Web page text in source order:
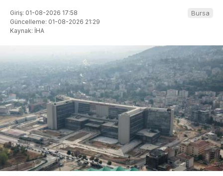
Giriş: 01-08-2026 17:58
Güncelleme: 01-08-2026 21:29
Kaynak: İHA
Bursa